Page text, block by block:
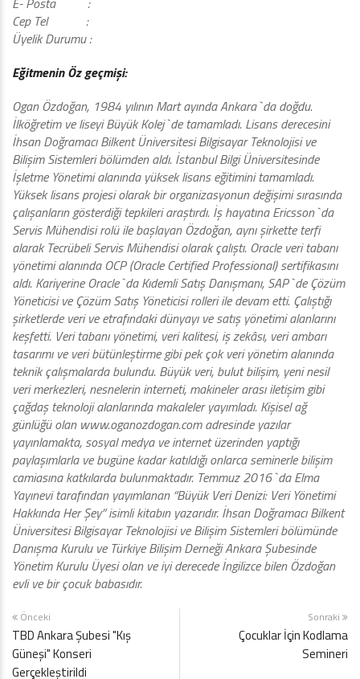
Cep Tel :
Üyelik Durumu :
Eğitmenin Öz geçmişi:
Ogan Özdoğan, 1984 yılının Mart ayında Ankara`da doğdu.
İlköğretim ve liseyi Büyük Kolej`de tamamladı. Lisans derecesini
İhsan Doğramacı Bilkent Üniversitesi Bilgisayar Teknolojisi ve
Bilişim Sistemleri bölümden aldı. İstanbul Bilgi Üniversitesinde
İşletme Yönetimi alanında yüksek lisans eğitimini tamamladı.
Yüksek lisans projesi olarak bir organizasyonun değişimi sırasında
çalışanların gösterdiği tepkileri araştırdı. İş hayatına Ericsson`da
Servis Mühendisi rolü ile başlayan Özdoğan, aynı şirkette terfi
alarak Tecrübeli Servis Mühendisi olarak çalıştı. Oracle veri tabanı
yönetimi alanında OCP (Oracle Certified Professional) sertifikasını
aldı. Kariyerine Oracle`da Kıdemli Satış Danışmanı, SAP`de Çözüm
Yöneticisi ve Çözüm Satış Yöneticisi rolleri ile devam etti. Çalıştığı
şirketlerde veri ve etrafındaki dünyayı ve satış yönetimi alanlarını
keşfetti. Veri tabanı yönetimi, veri kalitesi, iş zekâsı, veri ambarı
tasarımı ve veri bütünleştirme gibi pek çok veri yönetim alanında
teknik çalışmalarda bulundu. Büyük veri, bulut bilişim, yeni nesil
veri merkezleri, nesnelerin interneti, makineler arası iletişim gibi
çağdaş teknoloji alanlarında makaleler yayımladı. Kişisel ağ
günlüğü olan www.oganozdogan.com adresinde yazılar
yayınlamakta, sosyal medya ve internet üzerinden yaptığı
paylaşımlarla ve bugüne kadar katıldığı onlarca seminerle bilişim
camiasına katkılarda bulunmaktadır. Temmuz 2016`da Elma
Yayınevi tarafından yayımlanan “Büyük Veri Denizi: Veri Yönetimi
Hakkında Her Şey” isimli kitabın yazarıdır. İhsan Doğramacı Bilkent
Üniversitesi Bilgisayar Teknolojisi ve Bilişim Sistemleri bölümünde
Danışma Kurulu ve Türkiye Bilişim Derneği Ankara Şubesinde
Yönetim Kurulu Üyesi olan ve iyi derecede İngilizce bilen Özdoğan
evli ve bir çocuk babasıdır.
Önceki
TBD Ankara Şubesi "Kış
Güneşi" Konseri
Gerçekleştirildi
Sonraki
Çocuklar İçin Kodlama
Semineri